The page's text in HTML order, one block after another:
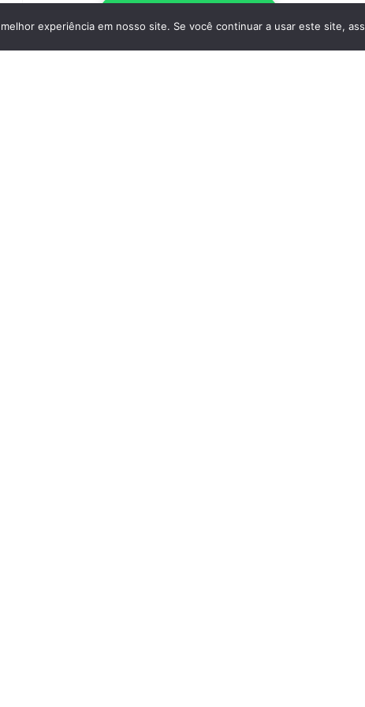
experiência em nosso site. Se você continuar a usar este site,